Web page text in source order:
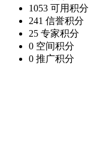
1053 可用积分
241 信誉积分
25 专家积分
0 空间积分
0 推广积分